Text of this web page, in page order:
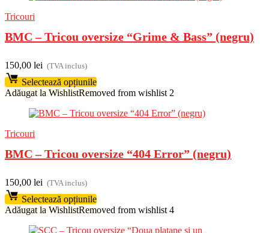
Tricouri
BMC – Tricou oversize “Grime & Bass” (negru)
150,00 lei (TVA inclus)
Selectează opțiunile
Adăugat la WishlistRemoved from wishlist 2
Tricouri
BMC – Tricou oversize “404 Error” (negru)
150,00 lei (TVA inclus)
Selectează opțiunile
Adăugat la WishlistRemoved from wishlist 4